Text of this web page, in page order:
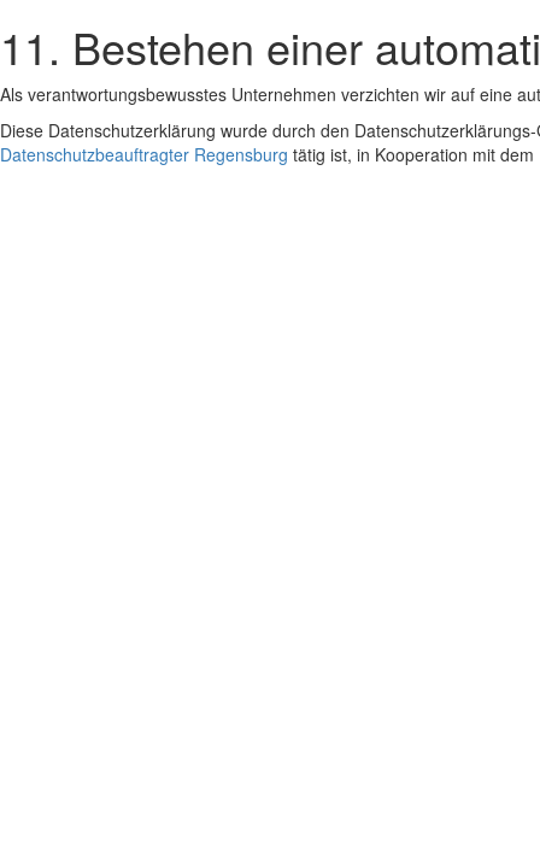
11. Bestehen einer
Als verantwortungsbewusstes Unternehmen verzichten wir auf eine
Diese Datenschutzerklärung wurde durch den
Datenschutzbeauftragter Regensburg tätig ist, in Kooperation mit dem